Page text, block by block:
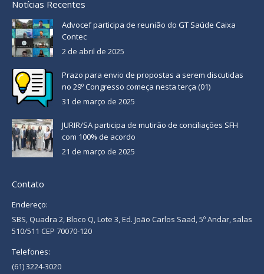
Notícias Recentes
Advocef participa de reunião do GT Saúde Caixa
Contec
2 de abril de 2025
Prazo para envio de propostas a serem discutidas
no 29º Congresso começa nesta terça (01)
31 de março de 2025
JURIR/SA participa de mutirão de conciliações SFH
com 100% de acordo
21 de março de 2025
Contato
Endereço:
SBS, Quadra 2, Bloco Q, Lote 3, Ed. João Carlos Saad, 5º Andar, salas
510/511 CEP 70070-120
Telefones:
(61) 3224-3020